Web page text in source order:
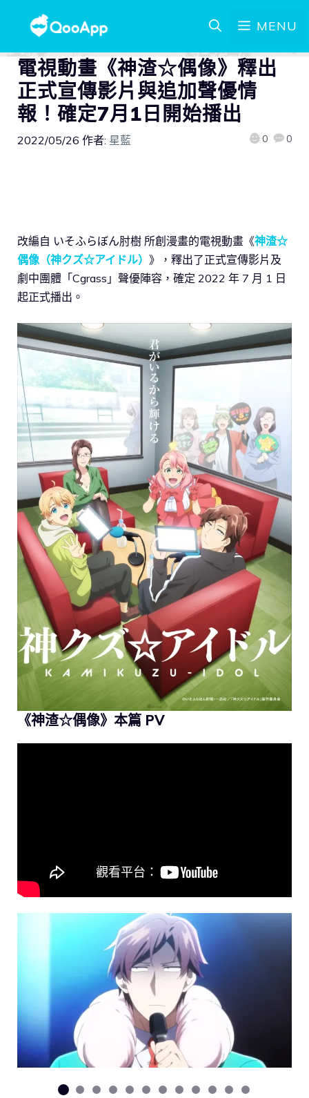
MENU
電視動畫《神渣☆偶像》釋出
正式宣傳影片與追加聲優情
報！確定7月1日開始播出
2022/05/26 作者: 星藍 0 0
改編自 いそふらぼん肘樹 所創漫畫的電視動畫《神渣☆
偶像（神クズ☆アイドル） 》，釋出了正式宣傳影片及
劇中團體「Cgrass」聲優陣容，確定 2022 年 7 月 1 日
起正式播出。
《神渣☆偶像》本篇 PV